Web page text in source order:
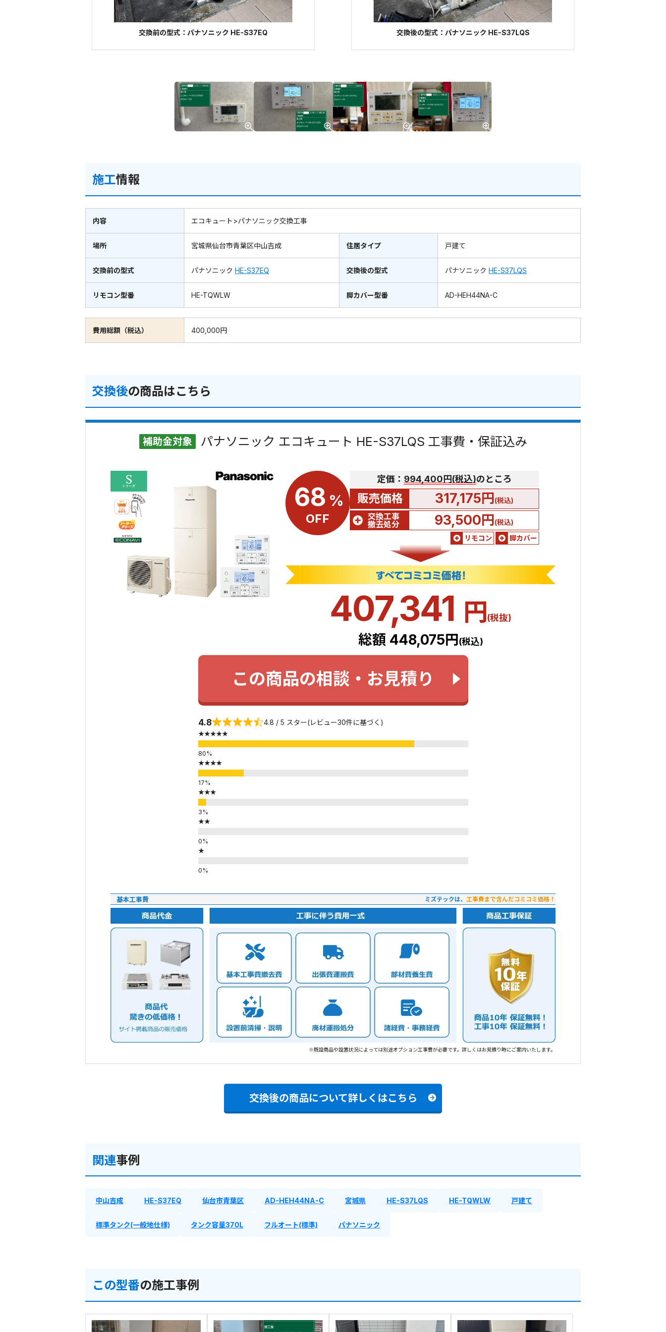
交換前の型式：パナソニック HE-S37EQ 交換後の型式：パナソニック HE-S37LQS
施工情報
内容 エコキュート>パナソニック交換工事
場所 宮城県仙台市青葉区中山吉成 住居タイプ 戸建て
交換前の型式 パナソニック HE-S37EQ 交換後の型式 パナソニック HE-S37LQS
リモコン型番 HE-TQWLW 脚カバー型番 AD-HEH44NA-C
費用総額（税込） 400,000円
交換後の商品はこちら
補助金対象 パナソニック エコキュート HE-S37LQS 工事費・保証込み
68 %
OFF
定価： 994,400円(税込)のところ
販売価格 317,175円(税込)
交換工事
撤去処分
93,500円(税込)
リモコン
脚カバー
407,341 円(税抜)
総額 448,075円(税込)
この商品の相談・お見積り
4.8 4.8 / 5 スター(レビュー30件に基づく)
★★★★★
★★★★
★★★
★★
★
基本工事費 ミズテックは、 工事費まで含んだコミコミ価格！
※既設商品や設置状況によっては別途オプション工事費が必要です。詳しくはお見積り時にご案内いたします。
交換後の商品について詳しくはこちら
関連事例
中山吉成 HE-S37EQ 仙台市青葉区 AD-HEH44NA-C 宮城県 HE-S37LQS HE-TQWLW 戸建て
標準タンク(一般地仕様) タンク容量370L フルオート(標準) パナソニック
この型番の施工事例